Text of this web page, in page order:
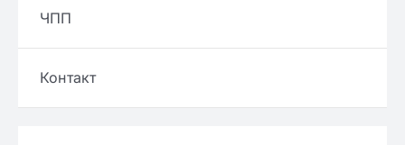
ЧПП
Контакт